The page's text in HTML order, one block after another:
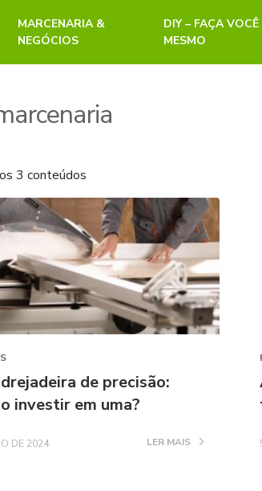
MARCENARIA &
NEGÓCIOS
DIY – FAÇA VOCÊ
MESMO
3 conteúdos
de precisão:
investir em uma?
DE 2024 LER MAIS